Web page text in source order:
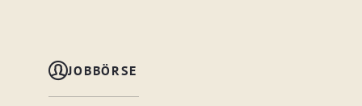
JOBBÖRSE